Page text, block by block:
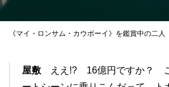
《マイ・ロンサム・カウボーイ》を鑑賞中の二人
屋敷 ええ!? 16億円ですか？ こ